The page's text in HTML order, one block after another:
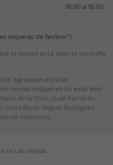
10:00 a 15:00
vísperas de festivo*)
el museo está abierto consulte
agradece a los/as
con las imágenes de esta Web:
de la Cruz; Juan Ferreras;
Lucía Rivas; Miguel Rodríguez;
Valdivieso.
DE LAS CIENCIAS